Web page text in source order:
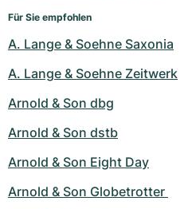
Für Sie empfohlen
A. Lange & Soehne Saxonia
A. Lange & Soehne Zeitwerk
Arnold & Son dbg
Arnold & Son dstb
Arnold & Son Eight Day
Arnold & Son Globetrotter